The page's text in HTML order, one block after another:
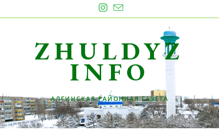
к
ZHULDYZ
INFO
АЛГИНСКАЯ РАЙОННАЯ ГАЗЕТА